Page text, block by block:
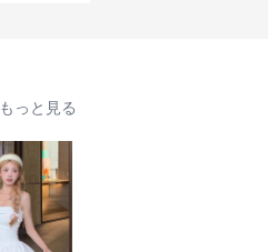
もっと見る